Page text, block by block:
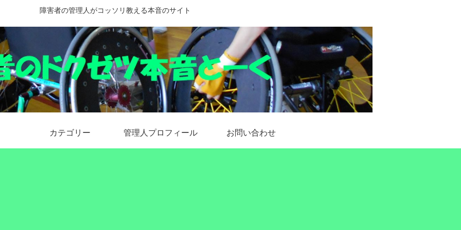
障害者の管理人がコッソリ教える本音のサイト
カテゴリー 管理人プロフィール お問い合わせ